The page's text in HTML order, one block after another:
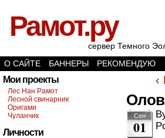
Рамот.ру
сервер Темного
О САЙТЕ
БАННЕРЫ РЕКОМЕНДУЮ
Мои проекты
Лес Нан Рамот
Лесной свинарник
Оригами
Чуланчик
Личности
‹
Сен
01